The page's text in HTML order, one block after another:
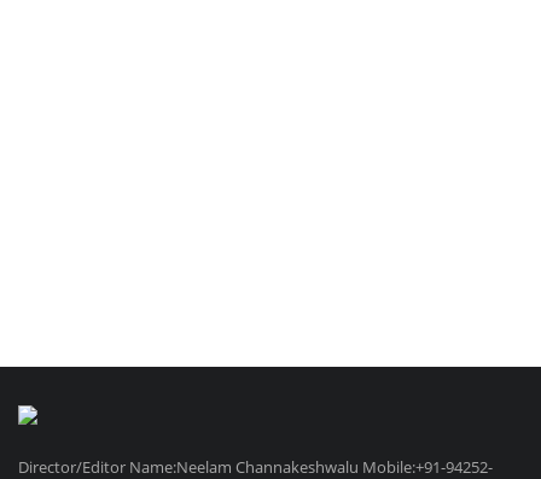
Director/Editor Name:Neelam Channakeshwalu Mobile:+91-94252-